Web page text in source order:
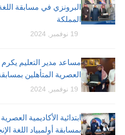
البرونزي في مسابقة
المملكة
19 نوفمبر, 2024
مساعد مدير التعليم يكرم
العصرية المتأهلين
19 نوفمبر, 2024
ابتدائية الأكاديمية
بمسابقة أولمبياد اللغة